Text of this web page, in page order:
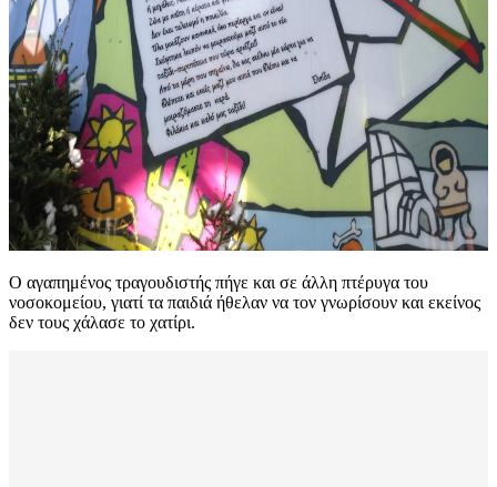
Ο αγαπημένος τραγουδιστής πήγε και σε άλλη πτέρυγα του
νοσοκομείου, γιατί τα παιδιά ήθελαν να τον γνωρίσουν και εκείνος
δεν τους χάλασε το χατίρι.